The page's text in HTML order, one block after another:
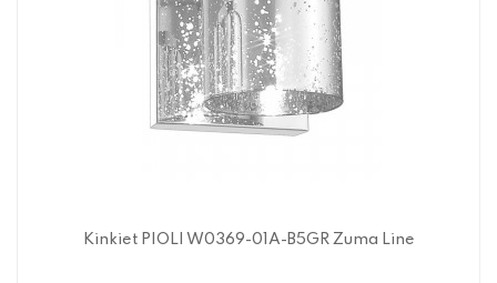
Kinkiet PIOLI W0369-01A-B5GR Zuma Line